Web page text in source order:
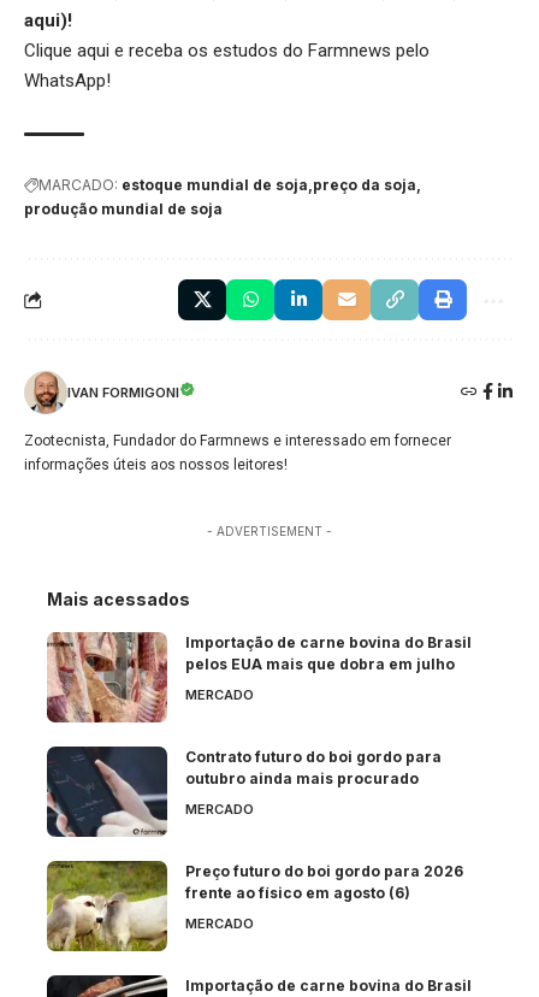
aqui)!
Clique aqui e receba os estudos do Farmnews pelo
WhatsApp!
MARCADO: estoque mundial de soja preço da soja
produção mundial de soja
IVAN FORMIGONI
Zootecnista, Fundador do Farmnews e interessado em fornecer
informações úteis aos nossos leitores!
- ADVERTISEMENT -
Mais acessados
Importação de carne bovina do Brasil
pelos EUA mais que dobra em julho
MERCADO
Contrato futuro do boi gordo para
outubro ainda mais procurado
MERCADO
Preço futuro do boi gordo para 2026
frente ao físico em agosto (6)
MERCADO
Importação de carne bovina do Brasil